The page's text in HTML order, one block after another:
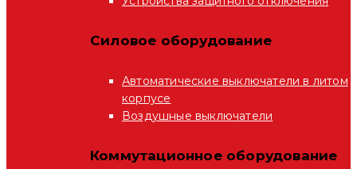
Силовое оборудование
Автоматические выключатели в литом
корпусе
Воздушные выключатели
Коммутационное оборудование